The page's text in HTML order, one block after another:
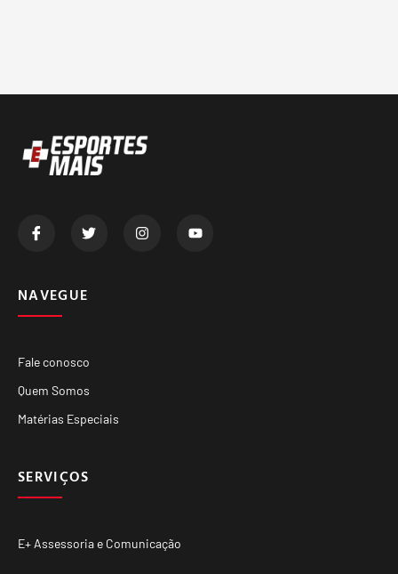
NAVEGUE
Fale conosco
Quem Somos
Matérias Especiais
SERVIÇOS
E+ Assessoria e Comunicação